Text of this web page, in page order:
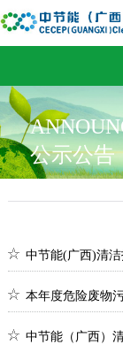
公示公告
本年度危险废物
中节能（广西）